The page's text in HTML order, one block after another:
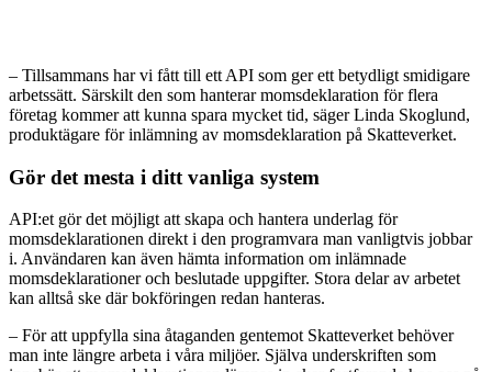
– Tillsammans har vi fått till ett API som ger ett betydligt smidigare
arbetssätt. Särskilt den som hanterar momsdeklaration för flera
företag kommer att kunna spara mycket tid, säger Linda Skoglund,
produktägare för inlämning av momsdeklaration på Skatteverket.
Gör det mesta i ditt vanliga system
API:et gör det möjligt att skapa och hantera underlag för
momsdeklarationen direkt i den programvara man vanligtvis jobbar
i. Användaren kan även hämta information om inlämnade
momsdeklarationer och beslutade uppgifter. Stora delar av arbetet
kan alltså ske där bokföringen redan hanteras.
– För att uppfylla sina åtaganden gentemot Skatteverket behöver
man inte längre arbeta i våra miljöer. Själva underskriften som